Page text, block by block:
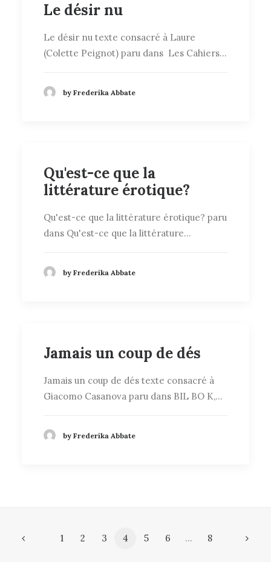
Le désir nu
Le désir nu texte consacré à Laure
(Colette Peignot) paru dans Les Cahiers…
by Frederika Abbate
Qu'est-ce que la
littérature érotique?
Qu'est-ce que la littérature érotique? paru
dans Qu'est-ce que la littérature…
by Frederika Abbate
Jamais un coup de dés
Jamais un coup de dés texte consacré à
Giacomo Casanova paru dans BIL BO K,…
by Frederika Abbate
1 2 3 4 5 6 … 8